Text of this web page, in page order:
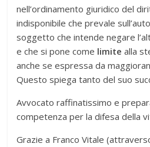
nell’ordinamento giuridico del
indisponibile che prevale
soggetto che intende negare
e che si pone come limite alla
anche se espressa da
Questo spiega tanto del suo
Avvocato raffinatissimo e
competenza per la difesa della
Grazie a Franco Vitale